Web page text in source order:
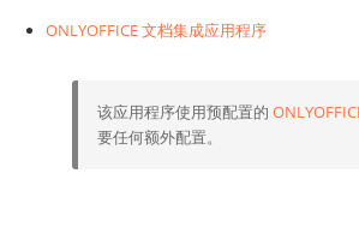
ONLYOFFICE 文档集成应用程序
该应用程序使用预配置的
要任何额外配置。